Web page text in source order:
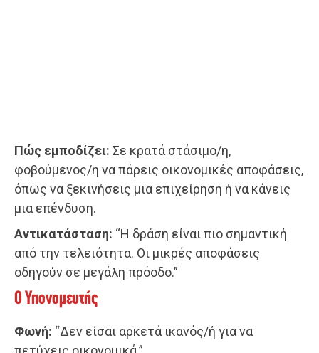
Πώς εμποδίζει: Σε κρατά στάσιμο/η,
φοβούμενος/η να πάρεις οικονομικές αποφάσεις,
όπως να ξεκινήσεις μια επιχείρηση ή να κάνεις
μια επένδυση.
Αντικατάσταση: “Η δράση είναι πιο σημαντική
από την τελειότητα. Οι μικρές αποφάσεις
οδηγούν σε μεγάλη πρόοδο.”
Ο Υπονομευτής
Φωνή: “Δεν είσαι αρκετά ικανός/ή για να